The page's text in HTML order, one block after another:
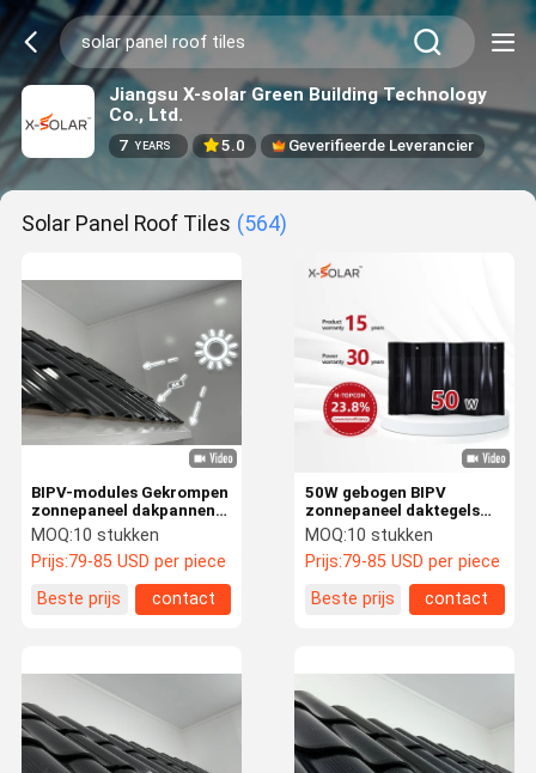
Jiangsu X-solar Green Building Technology
Co., Ltd.
7 YEARS 5.0 Geverifieerde Leverancier
Solar Panel Roof Tiles (564)
BIPV-modules Gekrompen
zonnepaneel dakpannen
fotovoltaïsche moderne
zonnepanelen dakpannen
MOQ:10 stukken
Prijs:79-85 USD per piece
Beste prijs
contact
50W gebogen BIPV
zonnepaneel daktegels
kortsluitingspanning
8.62A CE TUV
gecertificeerd
MOQ:10 stukken
Prijs:79-85 USD per piece
Beste prijs
contact